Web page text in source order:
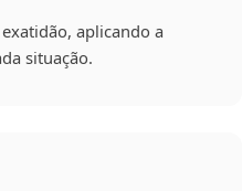
aplicando a
situação.